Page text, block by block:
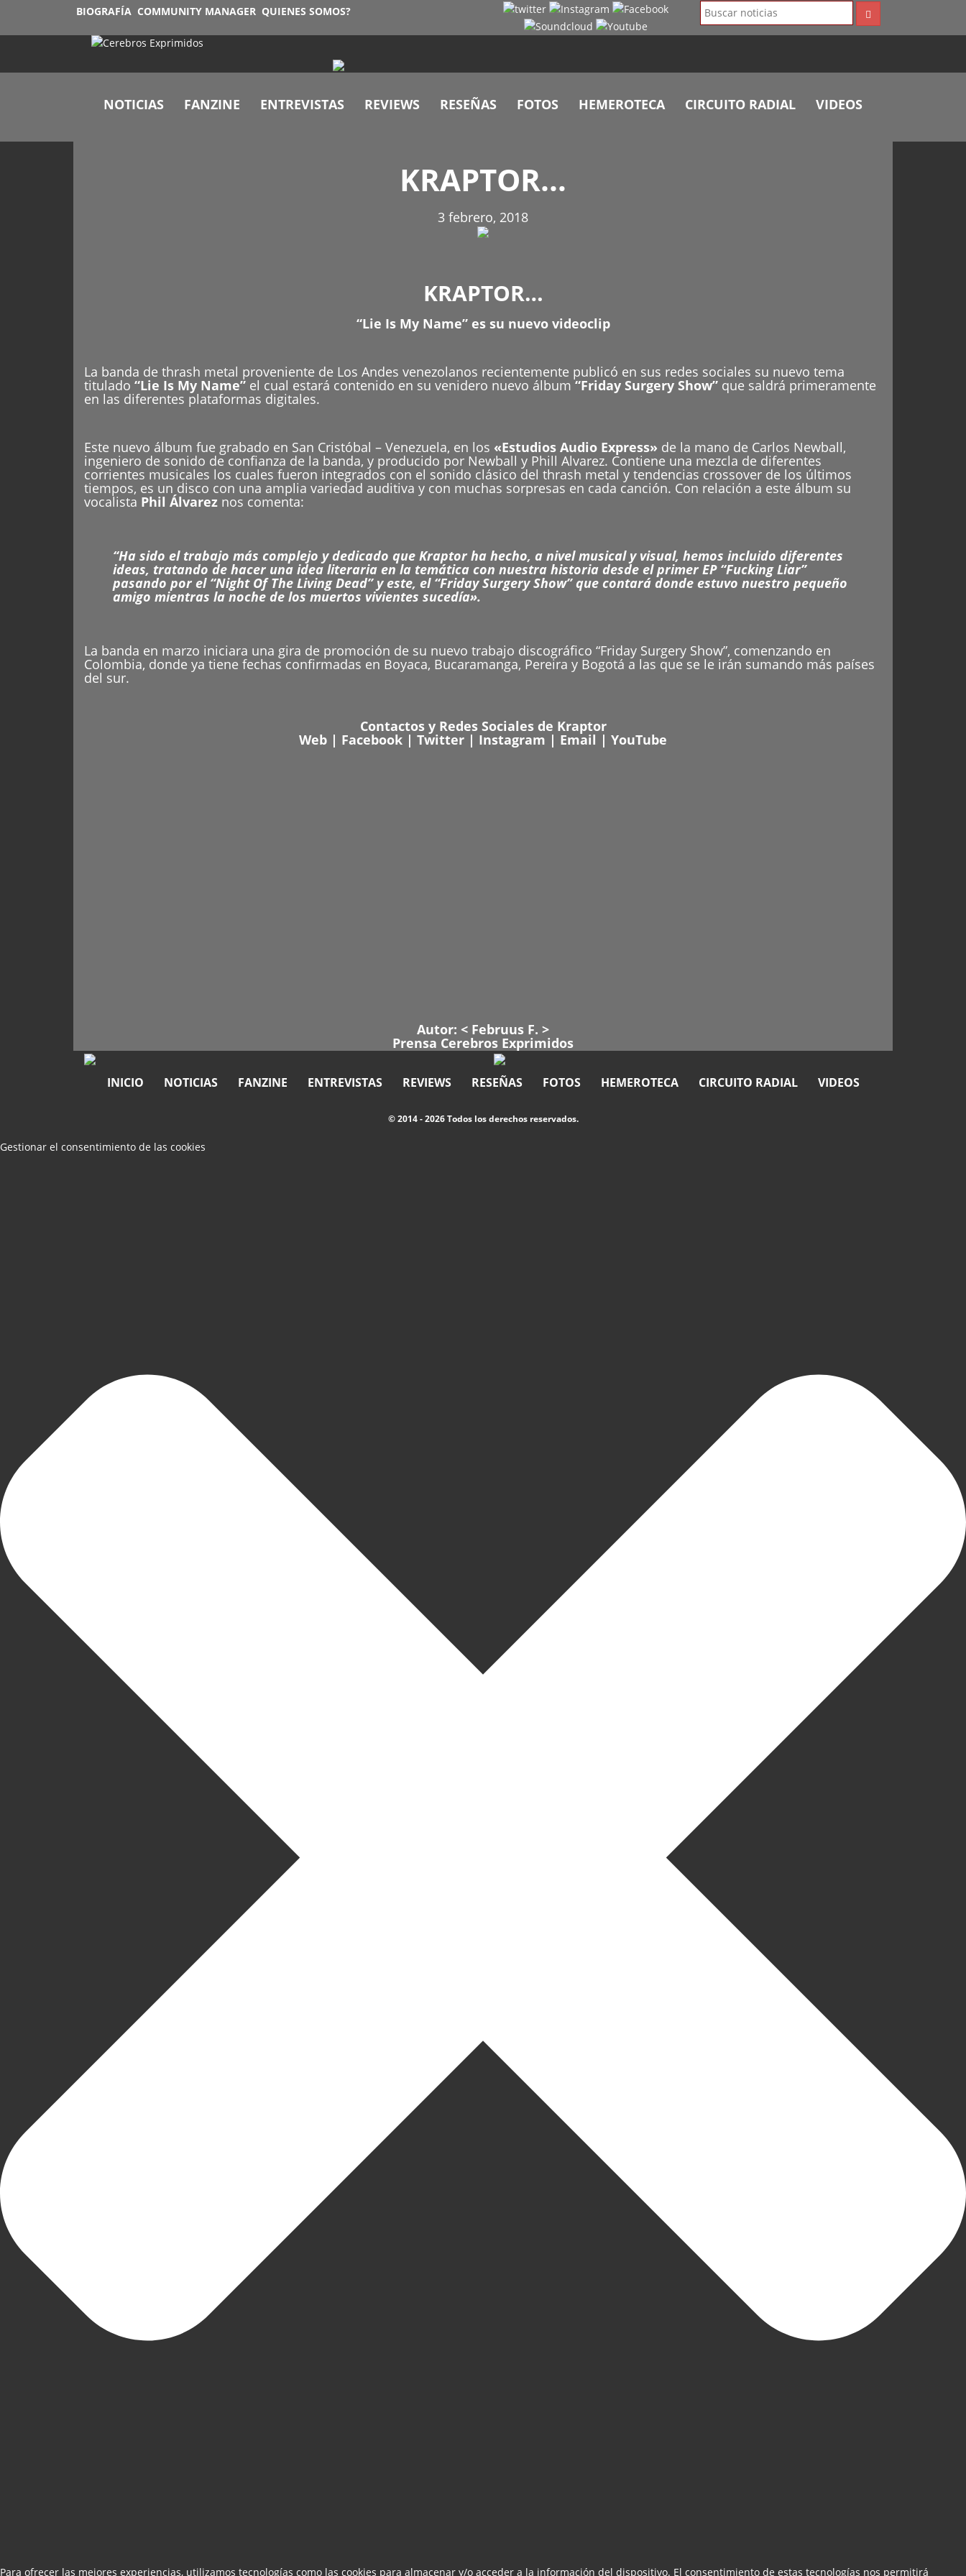
BIOGRAFÍA COMMUNITY MANAGER QUIENES SOMOS?
NOTICIAS FANZINE ENTREVISTAS REVIEWS RESEÑAS FOTOS HEMEROTECA CIRCUITO RADIAL VIDEOS
KRAPTOR…
3 febrero, 2018
KRAPTOR…
“Lie Is My Name” es su nuevo videoclip
La banda de thrash metal proveniente de Los Andes venezolanos recientemente publicó en sus redes sociales su nuevo tema
titulado “Lie Is My Name” el cual estará contenido en su venidero nuevo álbum“Friday Surgery Show” que saldrá primeramente
en las diferentes plataformas digitales.
Este nuevo álbum fue grabado en San Cristóbal – Venezuela, en los «Estudios Audio Express» de la mano de Carlos Newball,
ingeniero de sonido de confianza de la banda, y producido por Newball y Phill Alvarez. Contiene una mezcla de diferentes
corrientes musicales los cuales fueron integrados con el sonido clásico del thrash metal y tendencias crossover de los últimos
tiempos, es un disco con una amplia variedad auditiva y con muchas sorpresas en cada canción. Con relación a este álbum su
vocalista Phil Álvarez nos comenta:
“Ha sido el trabajo más complejo y dedicado que Kraptor ha hecho, a nivel musical y visual, hemos incluido diferentes
ideas, tratando de hacer una idea literaria en la temática con nuestra historia desde el primer EP “Fucking Liar”
pasando por el “Night Of The Living Dead” y este, el “Friday Surgery Show” que contará donde estuvo nuestro pequeño
amigo mientras la noche de los muertos vivientes sucedía».
La banda en marzo iniciara una gira de promoción de su nuevo trabajo discográfico “Friday Surgery Show”, comenzando en
Colombia, donde ya tiene fechas confirmadas en Boyaca, Bucaramanga, Pereira y Bogotá a las que se le irán sumando más países
del sur.
Contactos y Redes Sociales de Kraptor
Web | Facebook | Twitter | Instagram | Email | YouTube
Autor: < Februus F. >
Prensa Cerebros Exprimidos
INICIO NOTICIAS FANZINE ENTREVISTAS REVIEWS RESEÑAS FOTOS HEMEROTECA CIRCUITO RADIAL VIDEOS
© 2014 - 2026 Todos los derechos reservados.
Gestionar el consentimiento de las cookies
Para ofrecer las mejores experiencias, utilizamos tecnologías como las cookies para almacenar y/o acceder a la información del dispositivo. El consentimiento de estas tecnologías nos permitirá